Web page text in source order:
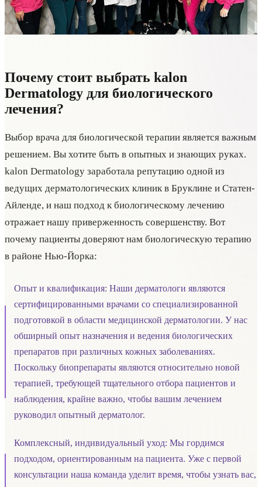
Почему стоит выбрать kalon
Dermatology для биологического
лечения?
Выбор врача для биологической терапии является важным
решением. Вы хотите быть в опытных и знающих руках.
kalon Dermatology заработала репутацию одной из
ведущих дерматологических клиник в Бруклине и Статен-
Айленде, и наш подход к биологическому лечению
отражает нашу приверженность совершенству. Вот
почему пациенты доверяют нам биологическую терапию
в районе Нью-Йорка:
Опыт и квалификация: Наши дерматологи являются
сертифицированными врачами со специализированной
подготовкой в области медицинской дерматологии. У нас
обширный опыт назначения и ведения биологических
препаратов при различных кожных заболеваниях.
Поскольку биопрепараты являются относительно новой
терапией, требующей тщательного отбора пациентов и
наблюдения, крайне важно, чтобы вашим лечением
руководил опытный дерматолог.
Комплексный, индивидуальный уход: Мы гордимся
подходом, ориентированным на пациента. Уже с первой
консультации наша команда уделит время, чтобы узнать вас,